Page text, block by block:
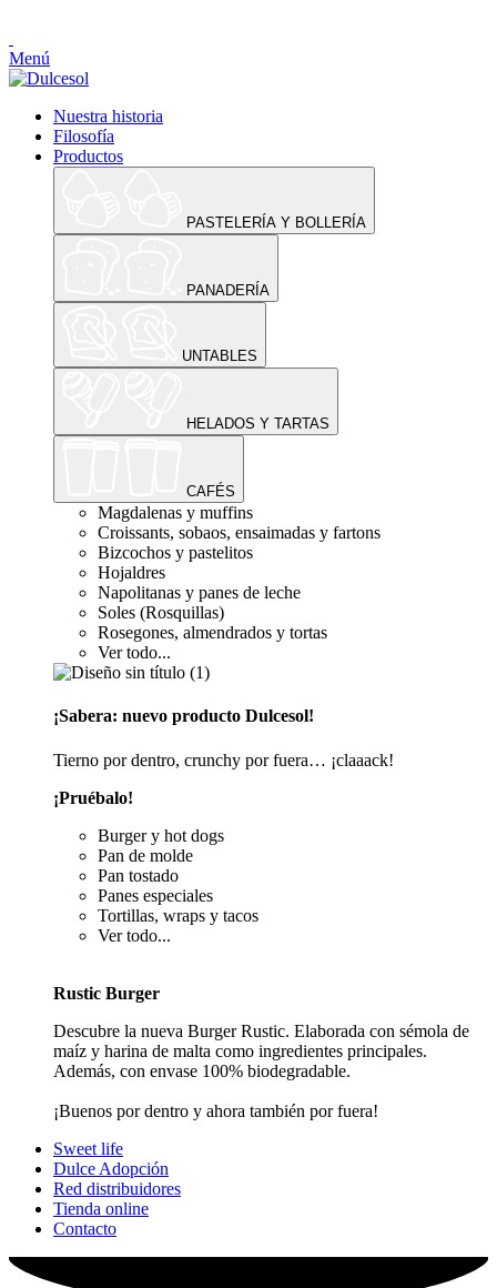
Menú
Nuestra historia
Filosofía
Productos
PASTELERÍA Y BOLLERÍA
PANADERÍA
UNTABLES
HELADOS Y TARTAS
CAFÉS
Magdalenas y muffins
Croissants, sobaos, ensaimadas y fartons
Bizcochos y pastelitos
Hojaldres
Napolitanas y panes de leche
Soles (Rosquillas)
Rosegones, almendrados y tortas
Ver todo...
¡Sabera: nuevo producto Dulcesol!
Tierno por dentro, crunchy por fuera… ¡claaack!
¡Pruébalo!
Burger y hot dogs
Pan de molde
Pan tostado
Panes especiales
Tortillas, wraps y tacos
Ver todo...
Rustic Burger
Descubre la nueva Burger Rustic. Elaborada con sémola de
maíz y harina de malta como ingredientes principales.
Además, con envase 100% biodegradable.
¡Buenos por dentro y ahora también por fuera!
Sweet life
Dulce Adopción
Red distribuidores
Tienda online
Contacto